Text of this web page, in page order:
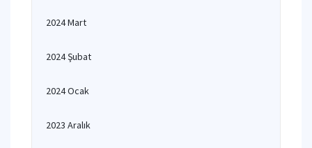
2024 Mart
2024 Şubat
2024 Ocak
2023 Aralık